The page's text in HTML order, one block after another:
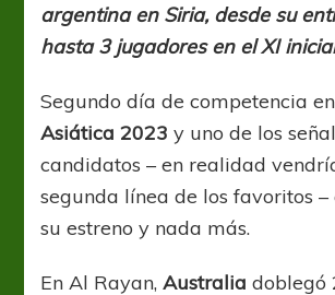
argentina en Siria, desde su
hasta 3 jugadores en el XI
Segundo día de competencia
Asiática 2023y uno de los
candidatos – en realidad
segunda línea de los favoritos
su estreno y nada más.
En Al Rayan,Australiadoblegó